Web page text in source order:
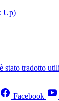
Up)
stato tradotto
Facebook